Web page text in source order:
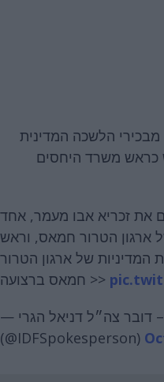
הלשכה המדינית
משרד היחסים
את זכריא אבו מעמר, אחד
ארגון הטרור חמאס, וראש
של ארגון הטרור
חמאס ברצועה >>
— דובר צה״ל דניאל הגרי – Daniel Hagari
(@IDFSpokesperson)